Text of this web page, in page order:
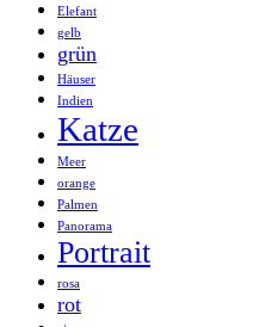
Elefant
gelb
grün
Häuser
Indien
Katze
Meer
orange
Palmen
Panorama
Portrait
rosa
rot